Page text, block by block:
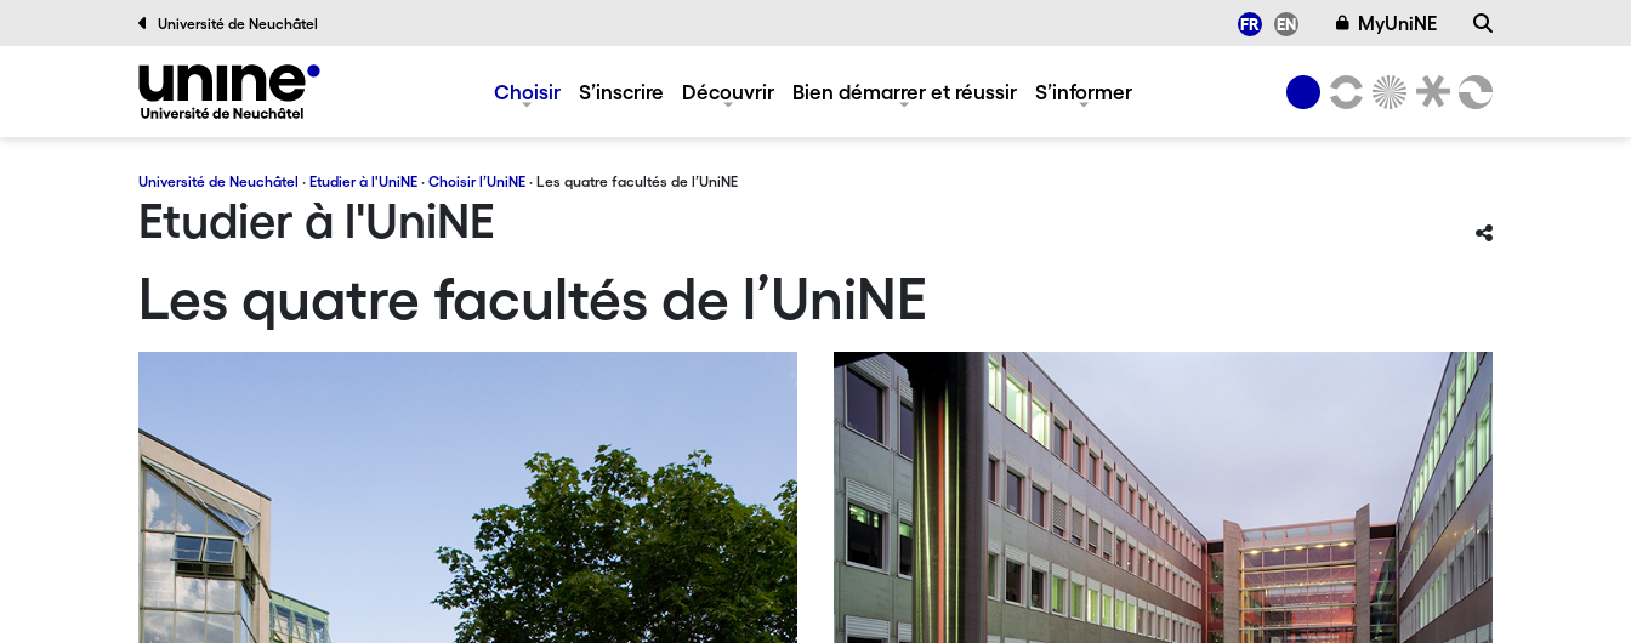
Université de Neuchâtel FR EN MyUniNE
Choisir S’inscrire Découvrir Bien démarrer et réussir S’informer
Université de Neuchâtel · Etudier à l'UniNE · Choisir l’UniNE · Les quatre facultés de l’UniNE
Etudier à l'UniNE
Les quatre facultés de l’UniNE